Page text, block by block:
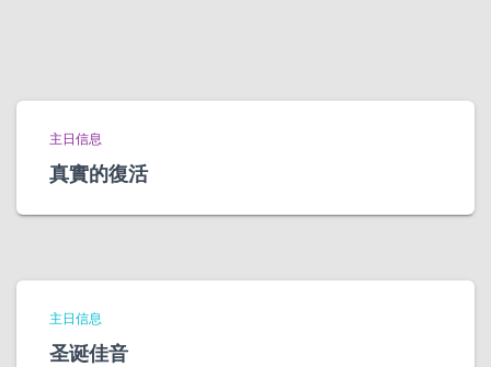
主日信息
真實的復活
主日信息
圣诞佳音